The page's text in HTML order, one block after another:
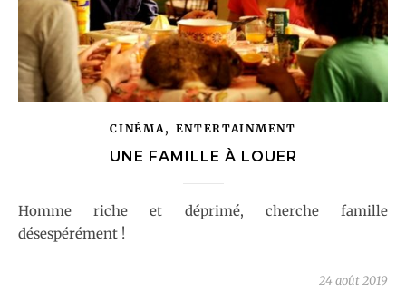
CINÉMA, ENTERTAINMENT
UNE FAMILLE À LOUER
Homme riche et déprimé, cherche famille
désespérément !
24 août 2019